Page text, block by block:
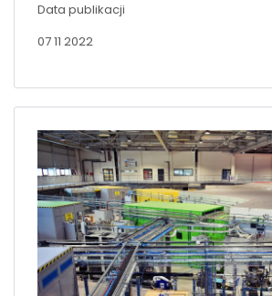
Data publikacji
07 11 2022